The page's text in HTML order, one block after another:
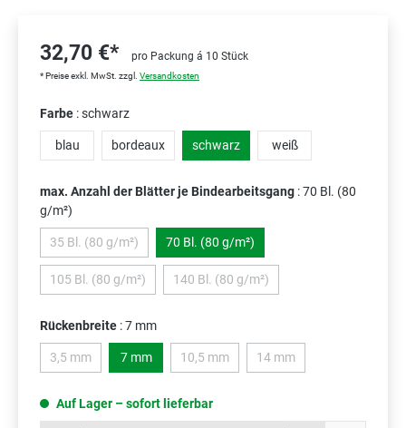
32,70 €* pro Packung á 10 Stück
* Preise exkl. MwSt. zzgl. Versandkosten
Farbe : schwarz
blau bordeaux schwarz weiß
max. Anzahl der Blätter je Bindearbeitsgang : 70 Bl. (80
g/m²)
35 Bl. (80 g/m²)(Diese Option ist zurzeit nicht verfügbar.)
70 Bl. (80 g/m²)
105 Bl. (80 g/m²)(Diese Option ist zurzeit nicht verfügbar.)
140 Bl. (80 g/m²)(Diese Option ist zurzeit nicht
Rückenbreite : 7 mm
3,5 mm(Diese Option ist zurzeit nicht verfügbar.)
7 mm 10,5 mm(Diese Option ist zurzeit nicht verfügbar.)
14 mm(Diese Option ist zurzeit
Auf Lager – sofort lieferbar